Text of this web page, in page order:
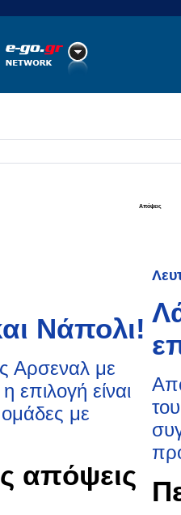
Απόψεις
Νάπολι!
Αρσεναλ με
επιλογή είναι
με
απόψεις